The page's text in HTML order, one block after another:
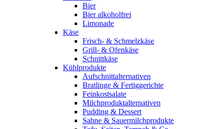
Bier
Bier alkoholfrei
Limonade
Käse
Frisch- & Schmelzkäse
Grill- & Ofenkäse
Schnittkäse
Kühlprodukte
Aufschnittalternativen
Bratlinge & Fertiggerichte
Feinkostsalate
Milchproduktalternativen
Pudding & Dessert
Sahne & Sauermilchprodukte